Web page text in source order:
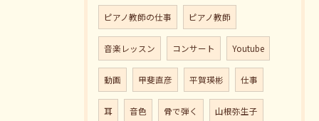
ピアノ教師の仕事 ピアノ教師
音楽レッスン コンサート Youtube
動画 甲斐直彦 平賀瑛彬 仕事
耳 音色 骨で弾く 山根弥生子